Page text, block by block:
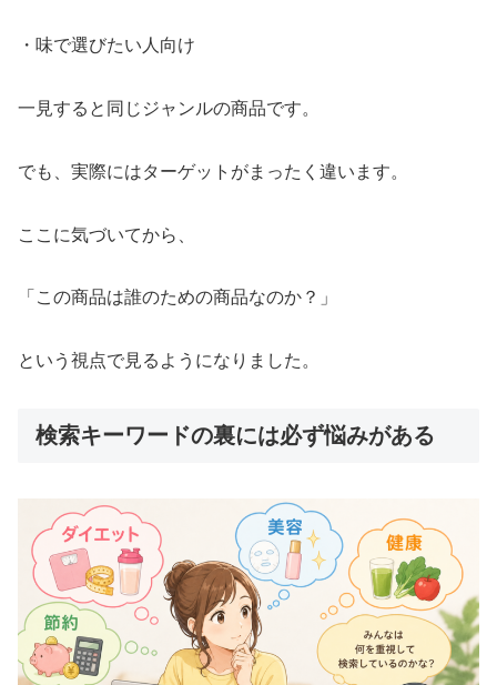
・味で選びたい人向け
一見すると同じジャンルの商品です。
でも、実際にはターゲットがまったく違います。
ここに気づいてから、
「この商品は誰のための商品なのか？」
という視点で見るようになりました。
検索キーワードの裏には必ず悩みがある